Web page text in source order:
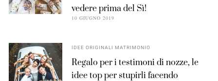
vedere prima del Sì!
10 GIUGNO 2019
IDEE ORIGINALI MATRIMONIO
Regalo per i testimoni di nozze, le
idee top per stupirli facendo